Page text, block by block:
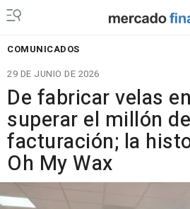
COMUNICADOS
29 DE JUNIO DE 2026
De fabricar velas
superar el millón
facturación; la
Oh My Wax